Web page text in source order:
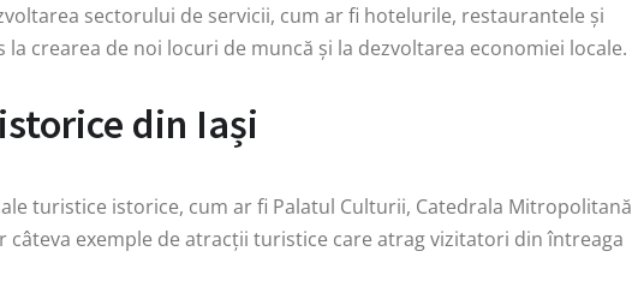
sectorului de servicii, cum ar fi hotelurile, restaurantele și
crearea de noi locuri de muncă și la dezvoltarea economiei locale.
din Iași
turistice istorice, cum ar fi Palatul Culturii, Catedrala Mitropolitană
câteva exemple de atracții turistice care atrag vizitatori din întreaga